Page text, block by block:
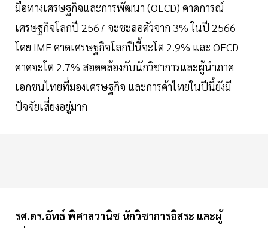
มือทางเศรษฐกิจและการพัฒนา (OECD) คาดการณ์
เศรษฐกิจโลกปี 2567 จะชะลอตัวจาก 3% ในปี 2566
โดย IMF คาดเศรษฐกิจโลกปีนี้จะโต 2.9% และ OECD
คาดจะโต 2.7% สอดคล้องกับนักวิชาการและผู้นำภาค
เอกชนไทยที่มองเศรษฐกิจ และการค้าไทยในปีนี้ยังมี
ปัจจัยเสี่ยงอยู่มาก
รศ.ดร.อัทธ์ พิศาลวานิช นักวิชาการอิสระ และผู้